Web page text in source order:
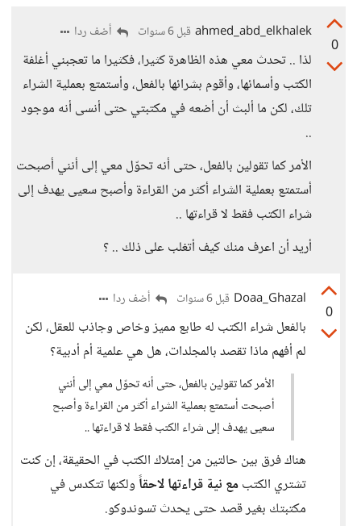
0
ahmed_abd_elkhalek قبل 6 سنوات أضف ردا
لذا .. تحدث معي هذه الظاهرة كثيرا، فكثيرا ما تعجبني أغلفة
الكتب وأسمائها، وأقوم بشرائها بالفعل، وأستمتع بعملية الشراء
تلك، لكن ما ألبث أن أضعه في مكتبتي حتى أنسى أنه موجود
..
الأمر كما تقولين بالفعل، حتى أنه تحوّل معي إلى أنني أصبحت
أستمتع بعملية الشراء أكثر من القراءة وأصبح سعيى يهدف إلى
شراء الكتب فقط لا قراءتها ..
أريد أن اعرف منك كيف أتغلب على ذلك .. ؟
0
Doaa_Ghazal قبل 6 سنوات أضف ردا
بالفعل شراء الكتب له طابع مميز وخاص وجاذب للعقل، لكن
لم أفهم ماذا تقصد بالمجلدات، هل هي علمية أم أدبية؟
الأمر كما تقولين بالفعل، حتى أنه تحوّل معي إلى أنني
أصبحت أستمتع بعملية الشراء أكثر من القراءة وأصبح
سعيى يهدف إلى شراء الكتب فقط لا قراءتها ..
هناك فرق بين حالتين من إمتلاك الكتب في الحقيقة، إن كنت
تشتري الكتبمع نية قراءتها لاحقاً ولكنها تتكدس في
مكتبتك بغير قصد حتى يحدث تسوندوكو.